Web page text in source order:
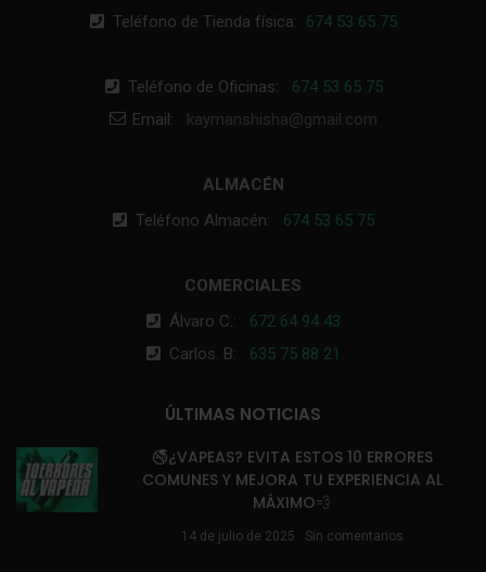
Teléfono de Tienda física: 674 53 65 75
Teléfono de Oficinas: 674 53 65 75
Email: kaymanshisha@gmail.com
ALMACÉN
Teléfono Almacén: 674 53 65 75
COMERCIALES
Álvaro C.: 672 64 94 43
Carlos. B: 635 75 88 21
ÚLTIMAS NOTICIAS
🚭¿VAPEAS? EVITA ESTOS 10 ERRORES
COMUNES Y MEJORA TU EXPERIENCIA AL
MÁXIMO💨
14 de julio de 2025 Sin comentarios